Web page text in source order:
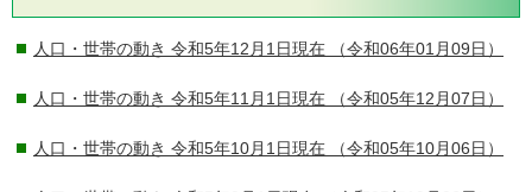
人口・世帯の動き 令和5年12月1日現在 （令和06年01月09日）
人口・世帯の動き 令和5年11月1日現在 （令和05年12月07日）
人口・世帯の動き 令和5年10月1日現在 （令和05年10月06日）